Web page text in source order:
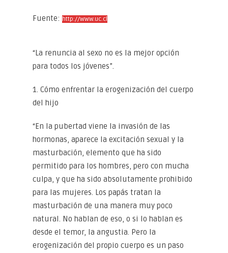
Fuente: http://www.uc.cl
“La renuncia al sexo no es la mejor opción
para todos los jóvenes”.
1. Cómo enfrentar la erogenización del cuerpo
del hijo
“En la pubertad viene la invasión de las
hormonas, aparece la excitación sexual y la
masturbación, elemento que ha sido
permitido para los hombres, pero con mucha
culpa, y que ha sido absolutamente prohibido
para las mujeres. Los papás tratan la
masturbación de una manera muy poco
natural. No hablan de eso, o si lo hablan es
desde el temor, la angustia. Pero la
erogenización del propio cuerpo es un paso